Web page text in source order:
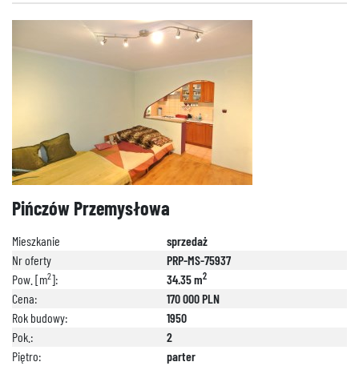
Pińczów Przemysłowa
Mieszkanie
sprzedaż
Nr oferty
PRP-MS-75937
Pow. [m2]: 34.35 m2
Cena:
170 000 PLN
Rok budowy:
1950
Pok.:
2
Piętro:
parter